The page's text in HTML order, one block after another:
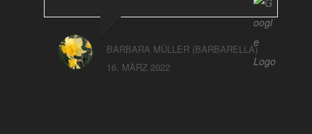
BARBARA MÜLLER (BARBARELLA)
16. MÄRZ 2022